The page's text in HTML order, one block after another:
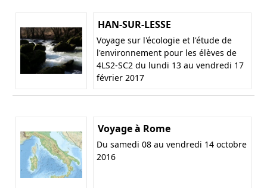
HAN-SUR-LESSE
Voyage sur l'écologie et l'étude de
l'environnement pour les élèves de
4LS2-SC2 du lundi 13 au vendredi 17
février 2017
Voyage à Rome
Du samedi 08 au vendredi 14 octobre
2016